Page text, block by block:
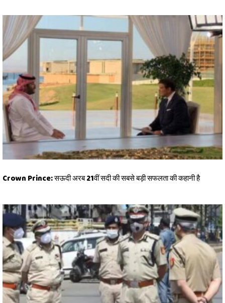
Crown Prince: सऊदी अरब 21वीं सदी की सबसे बड़ी सफलता की कहानी है